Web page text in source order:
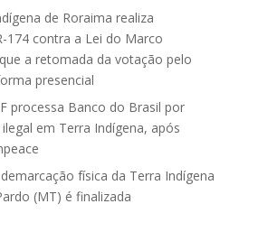
de Roraima realiza
174 contra a Lei do Marco
a retomada da votação pelo
presencial
processa Banco do Brasil por
em Terra Indígena, após
demarcação física da Terra Indígena
(MT) é finalizada